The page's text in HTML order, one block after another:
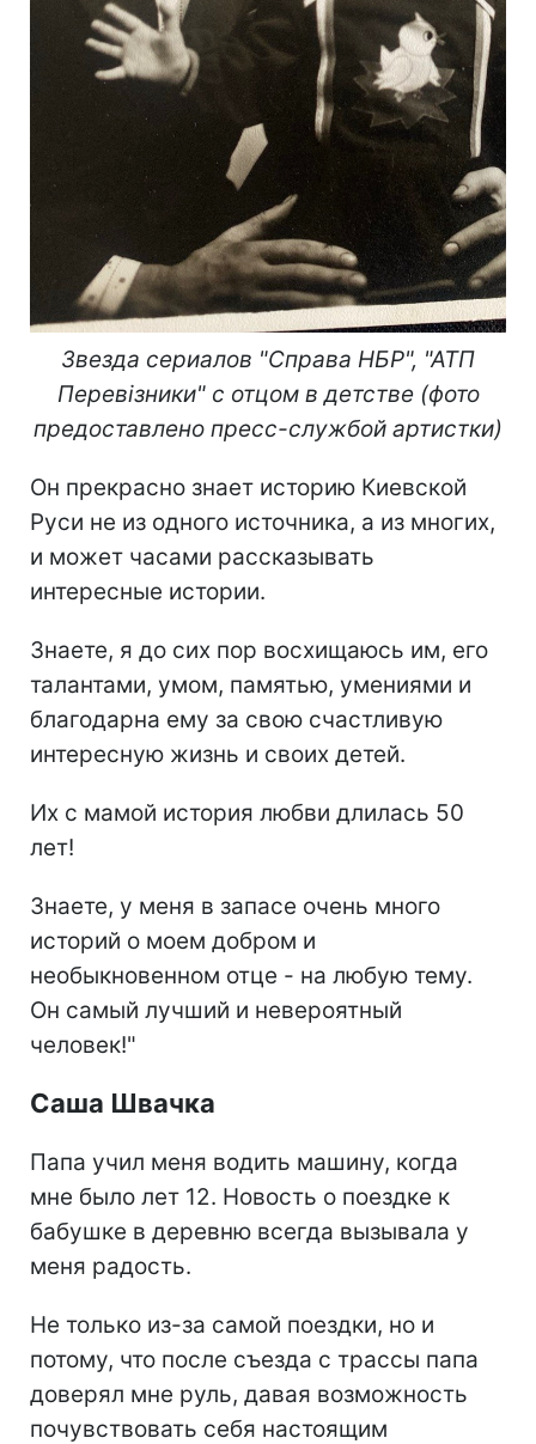
Звезда сериалов "Справа НБР", "АТП
Перевізники" с отцом в детстве (фото
предоставлено пресс-службой артистки)
Он прекрасно знает историю Киевской
Руси не из одного источника, а из многих,
и может часами рассказывать
интересные истории.
Знаете, я до сих пор восхищаюсь им, его
талантами, умом, памятью, умениями и
благодарна ему за свою счастливую
интересную жизнь и своих детей.
Их с мамой история любви длилась 50
лет!
Знаете, у меня в запасе очень много
историй о моем добром и
необыкновенном отце - на любую тему.
Он самый лучший и невероятный
человек!"
Саша Швачка
Папа учил меня водить машину, когда
мне было лет 12. Новость о поездке к
бабушке в деревню всегда вызывала у
меня радость.
Не только из-за самой поездки, но и
потому, что после съезда с трассы папа
доверял мне руль, давая возможность
почувствовать себя настоящим